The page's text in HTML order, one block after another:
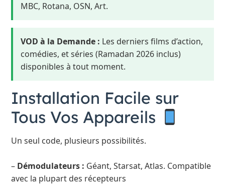
MBC, Rotana, OSN, Art.
VOD à la Demande : Les derniers films d’action,
comédies, et séries (Ramadan 2026 inclus)
disponibles à tout moment.
Installation Facile sur
Tous Vos Appareils
Un seul code, plusieurs possibilités.
– Démodulateurs : Géant, Starsat, Atlas. Compatible
avec la plupart des récepteurs